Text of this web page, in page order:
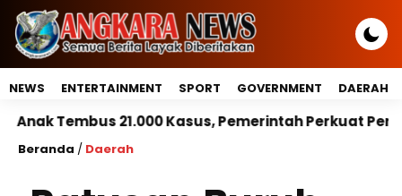
NEWS ENTERTAINMENT SPORT GOVERNMENT DAERAH
21.000 Kasus, Pemerintah Perkuat Peran Kepala
Beranda / Daerah